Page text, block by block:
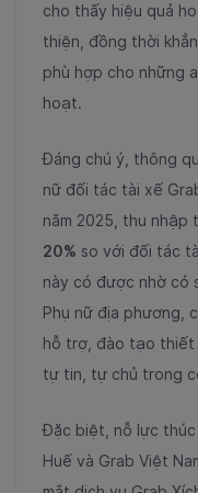
cho thấy hiệu quả
thiện, đồng thời
phù hợp cho những
hoạt.
Đáng chú ý, thông
nữ đối tác tài xế
năm 2025, thu nhập
20% so với đối tác
này có được nhờ có
Phụ nữ địa phương,
hỗ trợ, đào tạo thiết
tự tin, tự chủ trong
Đặc biệt, nỗ lực thúc
Huế và Grab Việt